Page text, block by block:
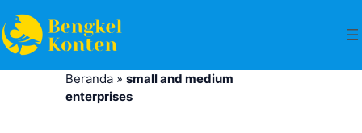
Beranda» small and medium
enterprises